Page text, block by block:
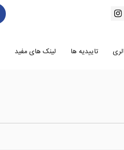
تاییدیه ها لینک های مفید